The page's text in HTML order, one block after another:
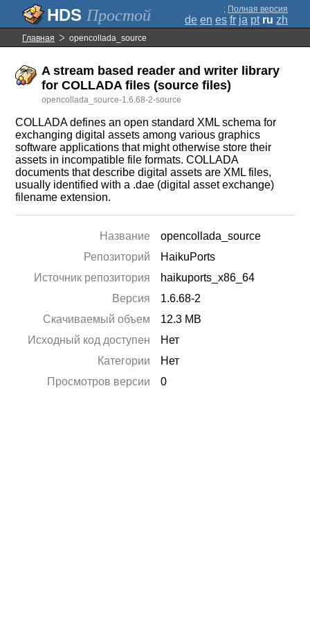
Простой ; Полная версия
de en es fr ja pt ru zh
Главная opencollada_source
A stream based reader and writer library
for COLLADA files (source files)
opencollada_source-1.6.68-2-source
COLLADA defines an open standard XML schema for
exchanging digital assets among various graphics
software applications that might otherwise store their
assets in incompatible file formats. COLLADA
documents that describe digital assets are XML files,
usually identified with a .dae (digital asset exchange)
filename extension.
Название
opencollada_source
Репозиторий
HaikuPorts
Источник репозитория
haikuports_x86_64
Версия
1.6.68-2
Скачиваемый объем
12.3 MB
Исходный код доступен
Нет
Категории
Нет
Просмотров версии
0